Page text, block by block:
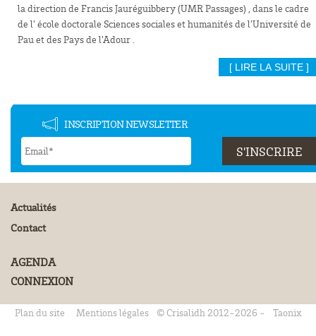
la direction de Francis Jauréguibbery (UMR Passages) , dans le cadre
de l’ école doctorale Sciences sociales et humanités de l’Université de
Pau et des Pays de l’Adour .
[ LIRE LA SUITE ]
INSCRIPTION NEWSLETTER
Actualités
Contact
AGENDA
CONNEXION
Plan du site Mentions légales © Crisalidh 2012-2026 - Taonix